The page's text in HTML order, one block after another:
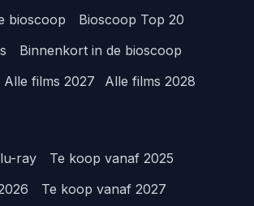
bioscoop
Bioscoop Top 20
Binnenkort in de bioscoop
Alle films 2027 Alle films 2028
ray
Te koop vanaf 2025
Te koop vanaf 2027